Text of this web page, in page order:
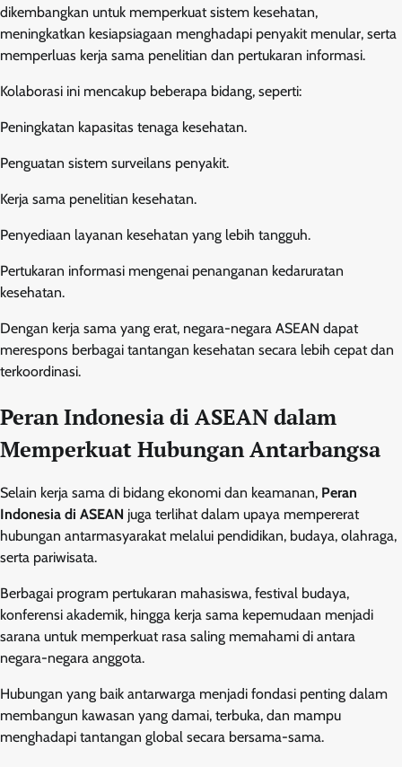
dikembangkan untuk memperkuat sistem kesehatan,
meningkatkan kesiapsiagaan menghadapi penyakit menular, serta
memperluas kerja sama penelitian dan pertukaran informasi.
Kolaborasi ini mencakup beberapa bidang, seperti:
Peningkatan kapasitas tenaga kesehatan.
Penguatan sistem surveilans penyakit.
Kerja sama penelitian kesehatan.
Penyediaan layanan kesehatan yang lebih tangguh.
Pertukaran informasi mengenai penanganan kedaruratan
kesehatan.
Dengan kerja sama yang erat, negara-negara ASEAN dapat
merespons berbagai tantangan kesehatan secara lebih cepat dan
terkoordinasi.
Peran Indonesia di ASEAN dalam
Memperkuat Hubungan Antarbangsa
Selain kerja sama di bidang ekonomi dan keamanan, Peran
Indonesia di ASEAN juga terlihat dalam upaya mempererat
hubungan antarmasyarakat melalui pendidikan, budaya, olahraga,
serta pariwisata.
Berbagai program pertukaran mahasiswa, festival budaya,
konferensi akademik, hingga kerja sama kepemudaan menjadi
sarana untuk memperkuat rasa saling memahami di antara
negara-negara anggota.
Hubungan yang baik antarwarga menjadi fondasi penting dalam
membangun kawasan yang damai, terbuka, dan mampu
menghadapi tantangan global secara bersama-sama.